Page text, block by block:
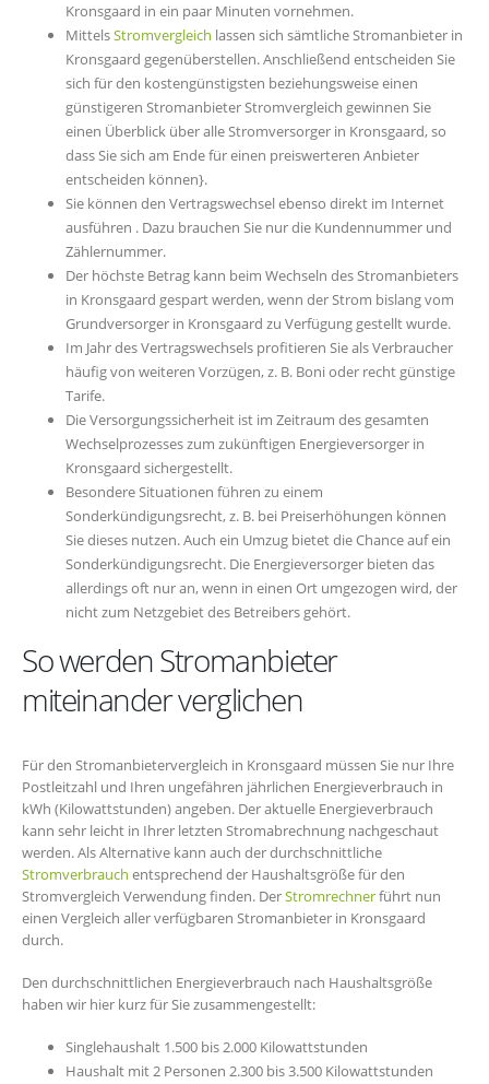
Kronsgaard in ein paar Minuten vornehmen.
MittelsStromvergleich lassen sich sämtliche Stromanbieter in
Kronsgaard gegenüberstellen. Anschließend entscheiden Sie
sich für den kostengünstigsten beziehungsweise einen
günstigeren Stromanbieter Stromvergleich gewinnen Sie
einen Überblick über alle Stromversorger in Kronsgaard, so
dass Sie sich am Ende für einen preiswerteren Anbieter
entscheiden können}.
Sie können den Vertragswechsel ebenso direkt im Internet
ausführen . Dazu brauchen Sie nur die Kundennummer und
Zählernummer.
Der höchste Betrag kann beim Wechseln des Stromanbieters
in Kronsgaard gespart werden, wenn der Strom bislang vom
Grundversorger in Kronsgaard zu Verfügung gestellt wurde.
Im Jahr des Vertragswechsels profitieren Sie als Verbraucher
häufig von weiteren Vorzügen, z. B. Boni oder recht günstige
Tarife.
Die Versorgungssicherheit ist im Zeitraum des gesamten
Wechselprozesses zum zukünftigen Energieversorger in
Kronsgaard sichergestellt.
Besondere Situationen führen zu einem
Sonderkündigungsrecht, z. B. bei Preiserhöhungen können
Sie dieses nutzen. Auch ein Umzug bietet die Chance auf ein
Sonderkündigungsrecht. Die Energieversorger bieten das
allerdings oft nur an, wenn in einen Ort umgezogen wird, der
nicht zum Netzgebiet des Betreibers gehört.
So werden Stromanbieter
miteinander verglichen
Für den Stromanbietervergleich in Kronsgaard müssen Sie nur Ihre
Postleitzahl und Ihren ungefähren jährlichen Energieverbrauch in
kWh (Kilowattstunden) angeben. Der aktuelle Energieverbrauch
kann sehr leicht in Ihrer letzten Stromabrechnung nachgeschaut
werden. Als Alternative kann auch der durchschnittliche
Stromverbrauch entsprechend der Haushaltsgröße für den
Stromvergleich Verwendung finden. DerStromrechnerführt nun
einen Vergleich aller verfügbaren Stromanbieter in Kronsgaard
durch.
Den durchschnittlichen Energieverbrauch nach Haushaltsgröße
haben wir hier kurz für Sie zusammengestellt:
Singlehaushalt 1.500 bis 2.000 Kilowattstunden
Haushalt mit 2 Personen 2.300 bis 3.500 Kilowattstunden